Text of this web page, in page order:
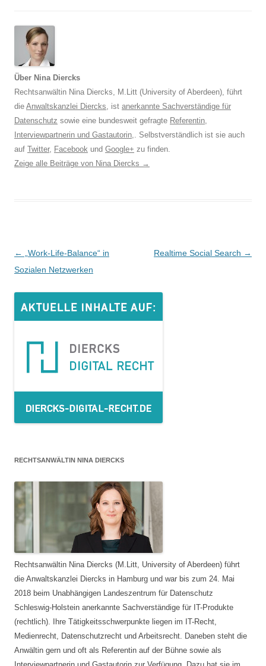
Über Nina Diercks
Rechtsanwältin Nina Diercks, M.Litt (University of Aberdeen), führt
die Anwaltskanzlei Diercks, ist anerkannte Sachverständige für
Datenschutz sowie eine bundesweit gefragte Referentin,
Interviewpartnerin und Gastautorin,. Selbstverständlich ist sie auch
auf Twitter, Facebook und Google+ zu finden.
Zeige alle Beiträge von Nina Diercks →
Beitrags-
Navigation
←
„Work-Life-Balance“ in
Sozialen Netzwerken
Realtime Social Search →
RECHTSANWÄLTIN NINA DIERCKS
Rechtsanwältin Nina Diercks (M.Litt, University of Aberdeen) führt
die Anwaltskanzlei Diercks in Hamburg und war bis zum 24. Mai
2018 beim Unabhängigen Landeszentrum für Datenschutz
Schleswig-Holstein anerkannte Sachverständige für IT-Produkte
(rechtlich). Ihre Tätigkeitsschwerpunkte liegen im IT-Recht,
Medienrecht, Datenschutzrecht und Arbeitsrecht. Daneben steht die
Anwältin gern und oft als Referentin auf der Bühne sowie als